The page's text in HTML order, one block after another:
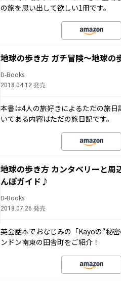
の旅を思い出して欲しい1冊です。
地球の歩き方 ガチ冒険～地球の
D-Books
2018.04.12 発売
本書は4人の旅好きによるただの旅
いてある内容はただの旅日記です。
地球の歩き方 カンタベリーと周
んぽガイド♪
D-Books
2018.07.26 発売
英会話本でおなじみの「Kayoの“秘
ンドン南東の田舎町をご紹介！